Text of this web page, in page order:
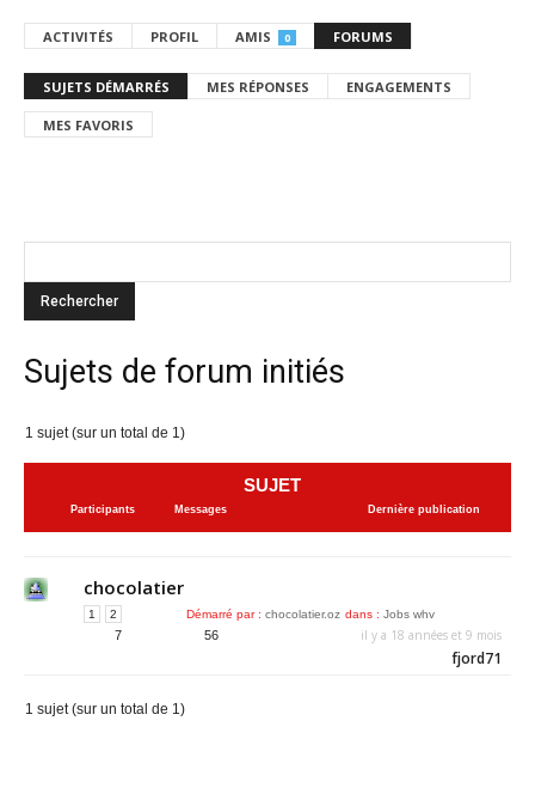
ACTIVITÉS PROFIL AMIS 0 FORUMS
SUJETS DÉMARRÉS MES RÉPONSES ENGAGEMENTS
MES FAVORIS
Sujets de forum initiés
1 sujet (sur un total de 1)
SUJET
Participants Messages Dernière publication
chocolatier
1 2 Démarré par : chocolatier.oz dans : Jobs whv
7 56 il y a 18 années et 9 mois
fjord71
1 sujet (sur un total de 1)